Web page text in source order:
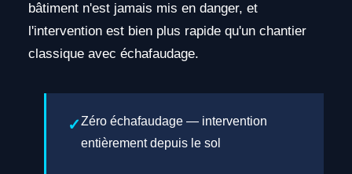
bâtiment n'est jamais mis en danger, et
l'intervention est bien plus rapide qu'un chantier
classique avec échafaudage.
Zéro échafaudage — intervention
entièrement depuis le sol